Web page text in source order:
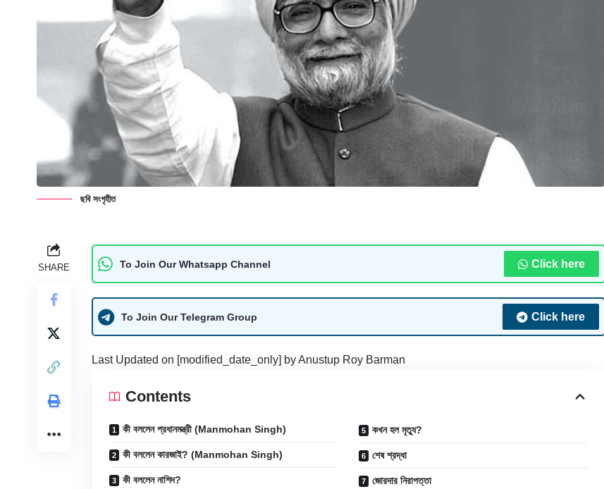
ছবি সংগৃহীত
SHARE To Join Our Whatsapp Channel Click here
To Join Our Telegram Group Click here
Last Updated on [modified_date_only] byAnustup Roy Barman
Contents
কী বললেন প্রধানমন্ত্রী (Manmohan Singh)
কী বললেন কারজাই? (Manmohan Singh)
কী বললেন নাশিদ?
কখন হল মৃত্যু?
শেষ শ্রদ্ধা
জোরদার নিরাপত্তা